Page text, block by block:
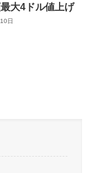
大4ドル値上げ
日